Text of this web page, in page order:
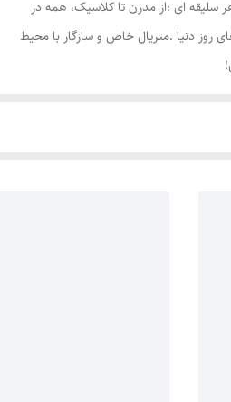
سلیقه ای ؛از مدرن تا کلاسیک، همه در
روز دنیا .متریال خاص و سازگار با محیط